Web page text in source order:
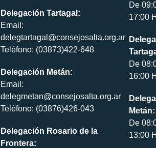
Delegación Tartagal:
Email:
delegtartagal@consejosalta.org.ar
Teléfono: (03873)422-648
Delegación Metán:
Email:
delegmetan@consejosalta.org.ar
Teléfono: (03876)426-043
Delegación Rosario de la
Frontera:
De
17:00
De
16:00
Metán:
De
13:00